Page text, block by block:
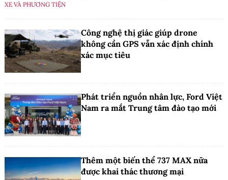
XE VÀ PHƯƠNG TIỆN
Công nghệ thị giác giúp drone
không cần GPS vẫn xác định chính
xác mục tiêu
Phát triển nguồn nhân lực, Ford Việt
Nam ra mắt Trung tâm đào tạo mới
Thêm một biến thể 737 MAX nữa
được khai thác thương mại